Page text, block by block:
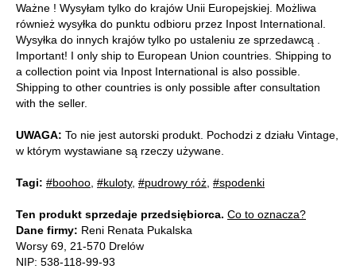
Ważne ! Wysyłam tylko do krajów Unii Europejskiej. Możliwa
również wysyłka do punktu odbioru przez Inpost International.
Wysyłka do innych krajów tylko po ustaleniu ze sprzedawcą .
Important! I only ship to European Union countries. Shipping to
a collection point via Inpost International is also possible.
Shipping to other countries is only possible after consultation
with the seller.
UWAGA: To nie jest autorski produkt. Pochodzi z działu Vintage,
w którym wystawiane są rzeczy używane.
Tagi: #boohoo #kuloty, #pudrowy róż #spodenki
Ten produkt sprzedaje przedsiębiorca. Co to oznacza?
Dane firmy: Reni Renata Pukalska
Worsy 69, 21-570 Drelów
NIP: 538-118-99-93